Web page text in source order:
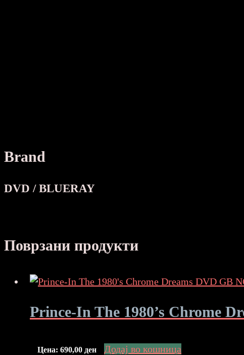
Brand
DVD / BLUERAY
Поврзани продукти
Prince-In The 1980’s Chrome
Цена: 690,00 ден Додај во кошница